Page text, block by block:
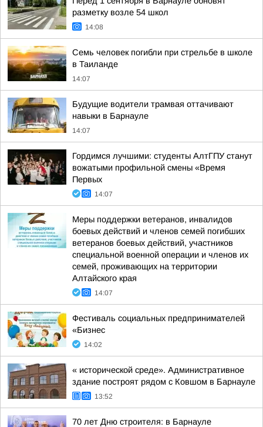
разметку возле 54 школ
14:08
Семь человек погибли при стрельбе в школе
в Таиланде
14:07
Будущие водители трамвая оттачивают
навыки в Барнауле
14:07
Гордимся лучшими: студенты АлтГПУ станут
вожатыми профильной смены «Время
Первых
14:07
Меры поддержки ветеранов, инвалидов
боевых действий и членов семей погибших
ветеранов боевых действий, участников
специальной военной операции и членов их
семей, проживающих на территории
Алтайского края
14:07
Фестиваль социальных предпринимателей
«Бизнес
14:02
« исторической среде». Административное
здание построят рядом с Ковшом в Барнауле
13:52
70 лет Дню строителя: в Барнауле